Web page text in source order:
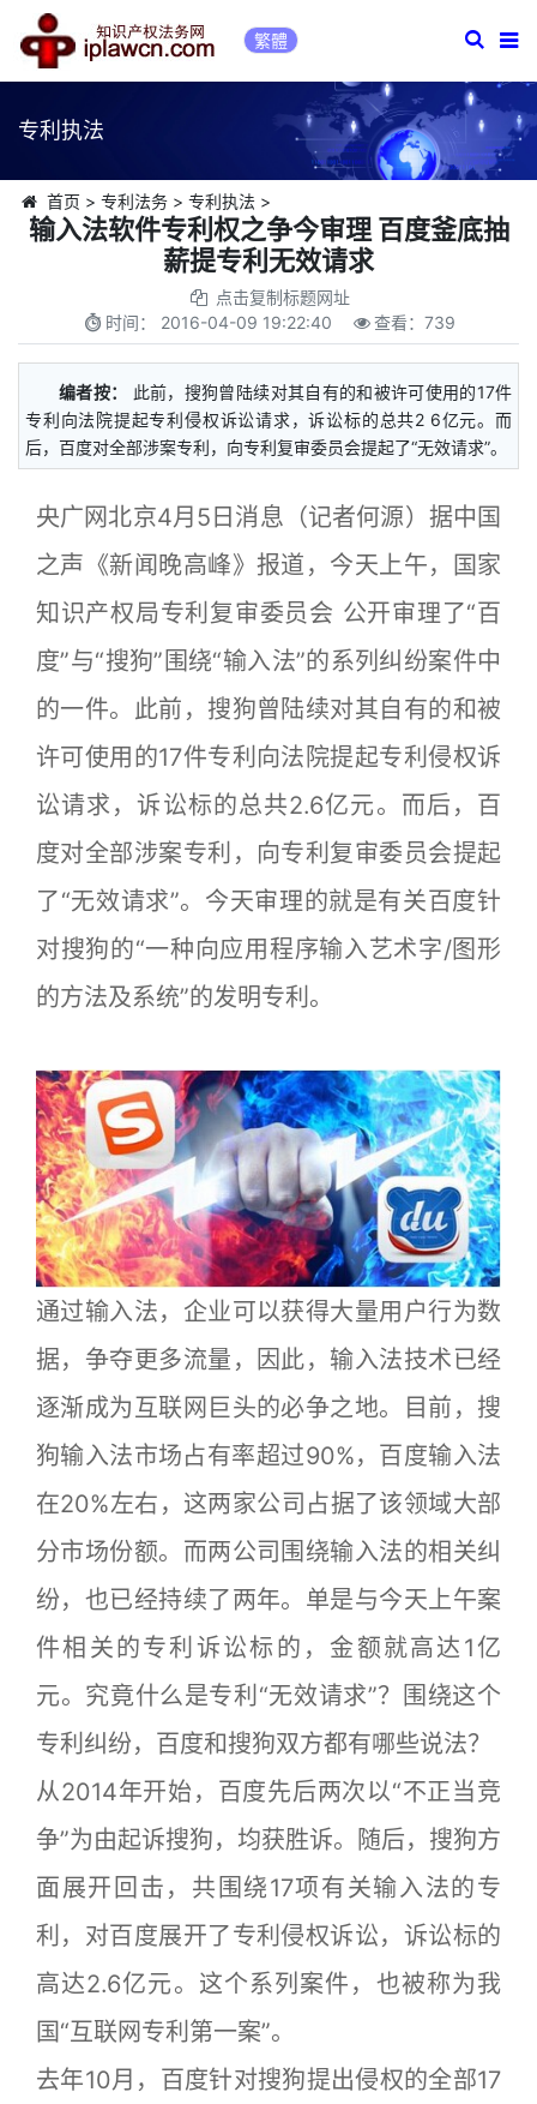
繁體
专利执法
首页 > 专利法务> 专利执法>
输入法软件专利权之争今审理 百度釜底抽
薪提专利无效请求
点击复制标题网址
时间： 2016-04-09 19:22:40 查看：739
编者按：
此前，搜狗曾陆续对其自有的和被许可使用的17件
专利向法院提起专利侵权诉讼请求，诉讼标的总共2 6亿元。而
后，百度对全部涉案专利，向专利复审委员会提起了“无效请求”。
央广网北京4月5日消息（记者何源）据中国
之声《新闻晚高峰》报道，今天上午，国家
知识产权局专利复审委员会 公开审理了“百
度”与“搜狗”围绕“输入法”的系列纠纷案件中
的一件。此前，搜狗曾陆续对其自有的和被
许可使用的17件专利向法院提起专利侵权诉
讼请求，诉讼标的总共2.6亿元。而后，百
度对全部涉案专利，向专利复审委员会提起
了“无效请求”。今天审理的就是有关百度针
对搜狗的“一种向应用程序输入艺术字/图形
的方法及系统”的发明专利。
通过输入法，企业可以获得大量用户行为数
据，争夺更多流量，因此，输入法技术已经
逐渐成为互联网巨头的必争之地。目前，搜
狗输入法市场占有率超过90%，百度输入法
在20%左右，这两家公司占据了该领域大部
分市场份额。而两公司围绕输入法的相关纠
纷，也已经持续了两年。单是与今天上午案
件相关的专利诉讼标的，金额就高达1亿
元。究竟什么是专利“无效请求”？围绕这个
专利纠纷，百度和搜狗双方都有哪些说法？
从2014年开始，百度先后两次以“不正当竞
争”为由起诉搜狗，均获胜诉。随后，搜狗方
面展开回击，共围绕17项有关输入法的专
利，对百度展开了专利侵权诉讼，诉讼标的
高达2.6亿元。这个系列案件，也被称为我
国“互联网专利第一案”。
去年10月，百度针对搜狗提出侵权的全部17